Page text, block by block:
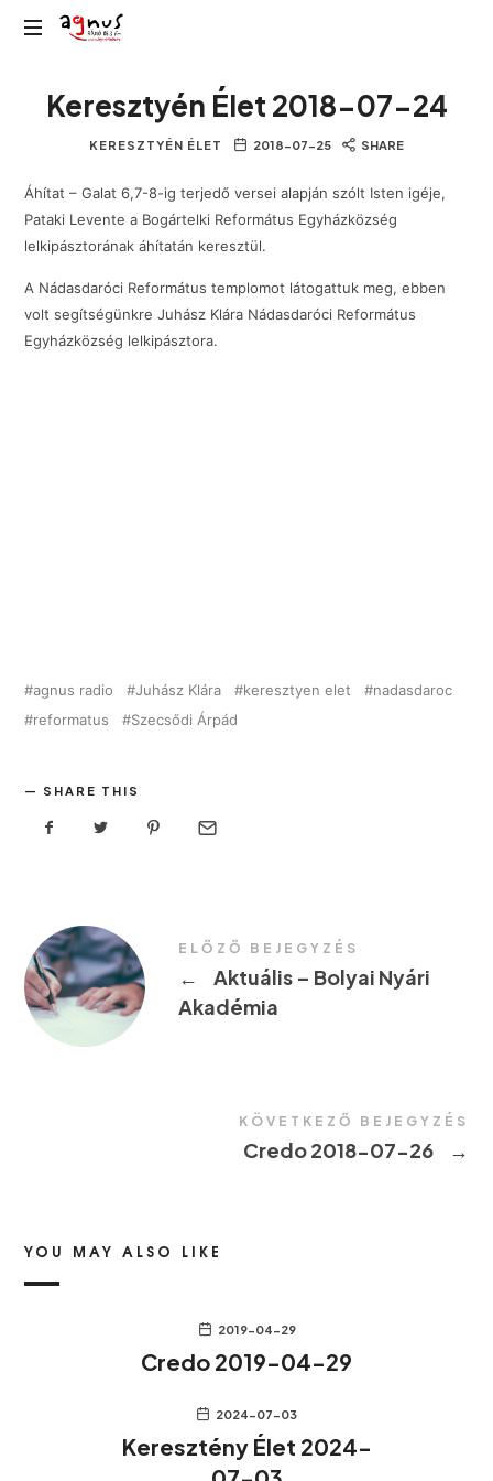
Agnus
közösségi
rádiója
Keresztyén Élet 2018-07-24
KERESZTYÉN ÉLET 2018-07-25 SHARE
Áhítat – Galat 6,7-8-ig terjedő versei alapján szólt Isten igéje,
Pataki Levente a Bogártelki Református Egyházközség
lelkipásztorának áhítatán keresztül.
A Nádasdaróci Református templomot látogattuk meg, ebben
volt segítségünkre Juhász Klára Nádasdaróci Református
Egyházközség lelkipásztora.
agnus radio Juhász Klára keresztyen elet
nadasdaroc
reformatus
Szecsődi Árpád
SHARE THIS
ELŐZŐ BEJEGYZÉS
←
Aktuális – Bolyai Nyári
Akadémia
KÖVETKEZŐ BEJEGYZÉS
Credo 2018-07-26 →
YOU MAY ALSO LIKE
2019-04-29
Credo 2019-04-29
2024-07-03
Keresztény Élet 2024-